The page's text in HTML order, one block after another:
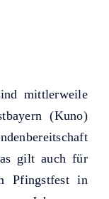
mittlerweile
(Kuno)
gilt auch für
Pfingstfest in